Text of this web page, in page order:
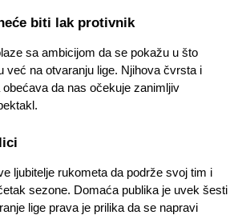
biti lak protivnik
sa ambicijom da se pokažu u što
već na otvaranju lige. Njihova čvrsta i
obećava da nas očekuje zanimljiv
ljubitelje rukometa da podrže svoj tim i
sezone. Domaća publika je uvek šesti
lige prava je prilika da se napravi